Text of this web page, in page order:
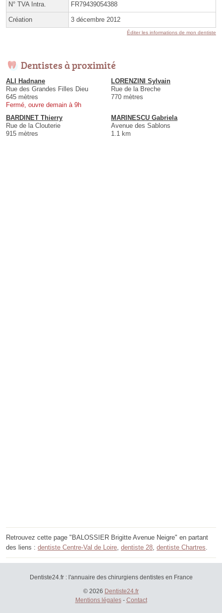
N° TVA Intra. FR79439054388
Création 3 décembre 2012
Éditer les informations de mon dentiste
Dentistes à proximité
ALI Hadnane
Rue des Grandes Filles Dieu
645 mètres
Fermé, ouvre demain à 9h
LORENZINI Sylvain
Rue de la Breche
770 mètres
BARDINET Thierry
Rue de la Clouterie
915 mètres
MARINESCU Gabriela
Avenue des Sablons
1.1 km
Retrouvez cette page "BALOSSIER Brigitte Avenue Neigre" en partant
des liens : dentiste Centre-Val de Loire, dentiste 28, dentiste Chartres.
Dentiste24.fr : l'annuaire des chirurgiens dentistes en France
© 2026 Dentiste24.fr
Mentions légales- Contact